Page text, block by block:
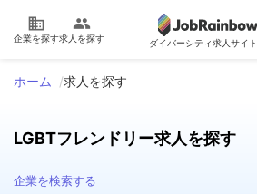
domain
企業を探す
people
求人を探す ダイバーシティ求人サイト
ホーム 求人を探す
LGBTフレンドリー求人を探す
企業を検索する